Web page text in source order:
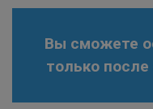
Вы сможете
только после